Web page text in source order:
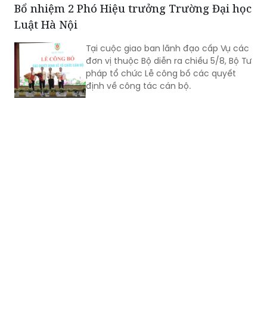
Bổ nhiệm 2 Phó Hiệu trưởng Trường Đại học
Luật Hà Nội
Tại cuộc giao ban lãnh đạo cấp Vụ các
đơn vị thuộc Bộ diễn ra chiều 5/8, Bộ Tư
pháp tổ chức Lễ công bố các quyết
định về công tác cán bộ.